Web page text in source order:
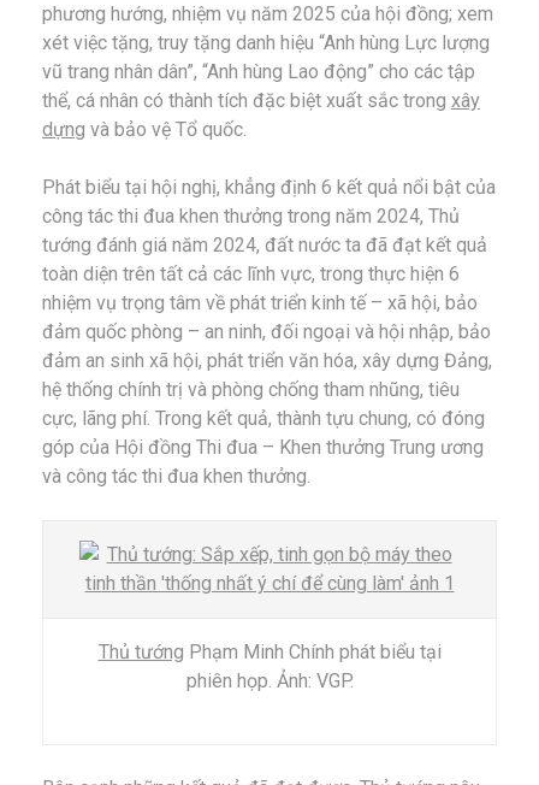
phương hướng, nhiệm vụ năm 2025 của hội đồng; xem
xét việc tặng, truy tặng danh hiệu “Anh hùng Lực lượng
vũ trang nhân dân”, “Anh hùng Lao động” cho các tập
thể, cá nhân có thành tích đặc biệt xuất sắc trong xây
dựng và bảo vệ Tổ quốc.
Phát biểu tại hội nghị, khẳng định 6 kết quả nổi bật của
công tác thi đua khen thưởng trong năm 2024, Thủ
tướng đánh giá năm 2024, đất nước ta đã đạt kết quả
toàn diện trên tất cả các lĩnh vực, trong thực hiện 6
nhiệm vụ trọng tâm về phát triển kinh tế – xã hội, bảo
đảm quốc phòng – an ninh, đối ngoại và hội nhập, bảo
đảm an sinh xã hội, phát triển văn hóa, xây dựng Đảng,
hệ thống chính trị và phòng chống tham nhũng, tiêu
cực, lãng phí. Trong kết quả, thành tựu chung, có đóng
góp của Hội đồng Thi đua – Khen thưởng Trung ương
và công tác thi đua khen thưởng.
Thủ tướng Phạm Minh Chính phát biểu tại
phiên họp. Ảnh: VGP.